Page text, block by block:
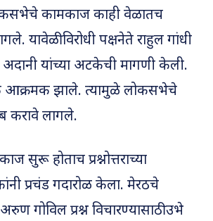
कामकाज काही वेळातच
यावेळी विरोधी पक्षनेते राहुल गांधी
यांच्या अटकेची मागणी केली.
आक्रमक झाले. त्यामुळे लोकसभेचे
करावे लागले.
सुरू होताच प्रश्नोत्तराच्या
प्रचंड गदारोळ केला. मेरठचे
गोविल प्रश्न विचारण्यासाठी उभे